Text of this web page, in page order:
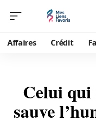
Affaires Crédit
Celui qui
sauve